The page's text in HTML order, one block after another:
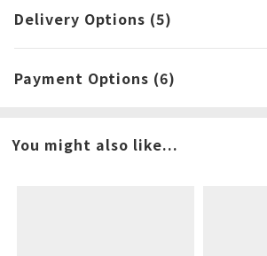
Delivery Options (5)
Payment Options (6)
You might also like...